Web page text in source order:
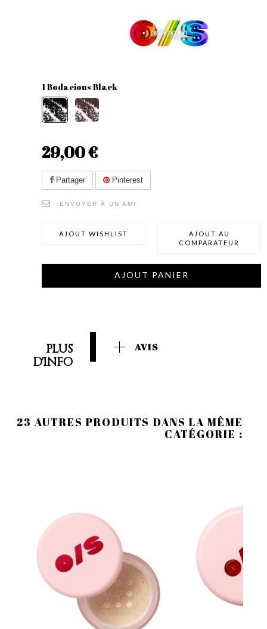
1 Bodacious Black
29,00 €
Partager Pinterest
ENVOYER À UN AMI
AJOUT WISHLIST
AJOUT AU
COMPARATEUR
AJOUT PANIER
PLUS
D'INFO
AVIS
23 AUTRES PRODUITS DANS LA MÊME
CATÉGORIE :